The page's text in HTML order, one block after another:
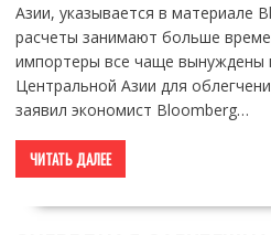
Азии, указывается в материале
расчеты занимают больше
импортеры все чаще вынуждены
Центральной Азии для
заявил экономист Bloomberg…
ЧИТАТЬ ДАЛЕЕ